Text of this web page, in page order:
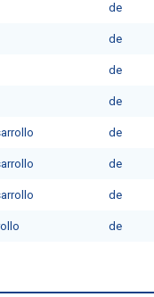
deㅤ
de
de
de
de
de
de
de